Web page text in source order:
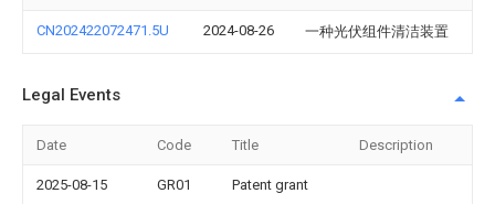
CN202422072471.5U 2024-08-26 一种光伏组件清洁装置
Legal Events
Date Code Title Description
2025-08-15 GR01 Patent grant